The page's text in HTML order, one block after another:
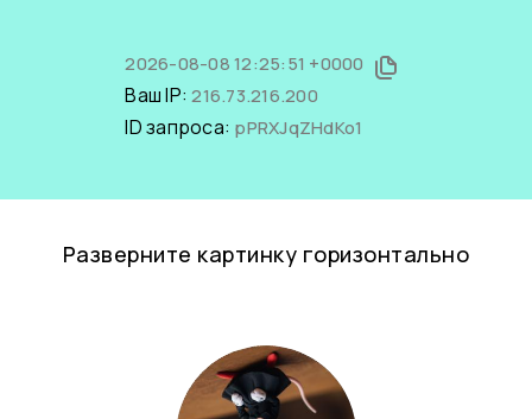
2026-08-08 12:25:51 +0000
Ваш IP:216.73.216.200
ID запроса: pPRXJqZHdKo1
Разверните картинку горизонтально